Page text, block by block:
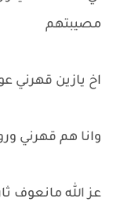
مصيبتهم
اخ يازين قهرني
وانا هم قهرني
عز الله مانعوف